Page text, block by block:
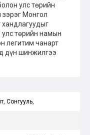
улс төрийн
Монгол
улс төрийн намын
легитим чанарт
дүн шинжилгээ
Сонгууль